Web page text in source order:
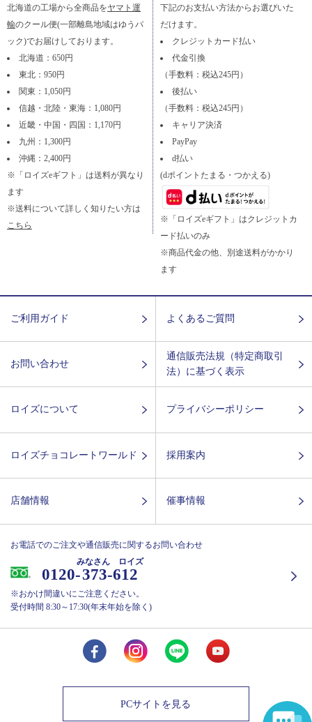
北海道の工場から全商品をヤマト運
輸のクール便(一部離島地域はゆうパ
ック)でお届けしております。
北海道：650円
東北：950円
関東：1,050円
信越・北陸・東海：1,080円
近畿・中国・四国：1,170円
九州：1,300円
沖縄：2,400円
※「ロイズeギフト」は送料が異なり
ます
※送料について詳しく知りたい方は
こちら
下記のお支払い方法からお選びいた
だけます。
クレジットカード払い
代金引換
（手数料：税込245円）
後払い
（手数料：税込245円）
キャリア決済
PayPay
d払い
(dポイントたまる・つかえる)
※「ロイズeギフト」はクレジットカ
ード払いのみ
※商品代金の他、別途送料がかかり
ます
ご利用ガイド よくあるご質問
お問い合わせ
通信販売法規（特定商取引
法）に基づく表示
ロイズについて プライバシーポリシー
ロイズチョコレートワールド 採用案内
店舗情報 催事情報
お電話でのご注文や通信販売に関するお問い合わせ
0120-373-612
みなさん ロイズ
※おかけ間違いにご注意ください。
受付時間 8:30～17:30(年末年始を除く)
PCサイトを見る